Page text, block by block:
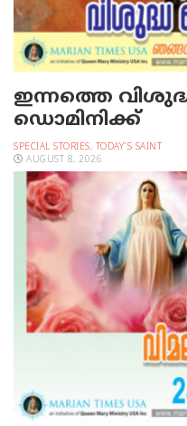
ഇന്നത്തെ
ഡൊമിനിക്ക്
SPECIAL STORIES, TODAY'S SAINT
AUGUST 8, 2026